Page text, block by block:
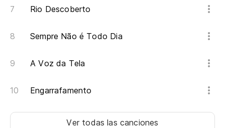
Rio Descoberto
Sempre Não é Todo Dia
A Voz da Tela
Engarrafamento
Ver todas las canciones